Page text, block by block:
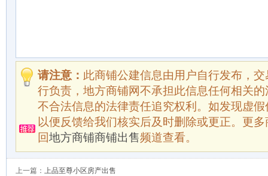
请注意： 此商铺公建信息由用户自行发布，
行负责，地方商铺网不承担此信息任何相关
不合法信息的法律责任追究权利。如发现虚
以便反馈给我们核实后及时删除或更正。更
回地方商铺商铺出售频道查看。
上一篇： 上品至尊小区房产出售